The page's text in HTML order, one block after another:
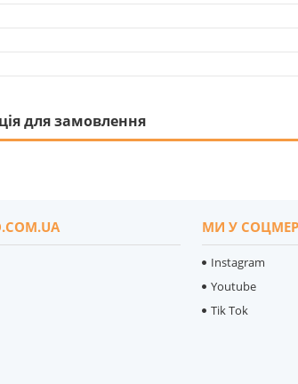
для замовлення
МИ У
Instagram
Youtube
Tik Tok